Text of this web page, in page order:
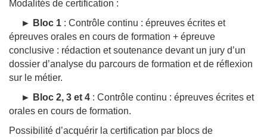
Modalités de certification :
► Bloc 1 : Contrôle continu : épreuves écrites et
épreuves orales en cours de formation + épreuve
conclusive : rédaction et soutenance devant un jury d’un
dossier d’analyse du parcours de formation et de réflexion
sur le métier.
► Bloc 2, 3 et 4 : Contrôle continu : épreuves écrites et
orales en cours de formation.
Possibilité d’acquérir la certification par blocs de